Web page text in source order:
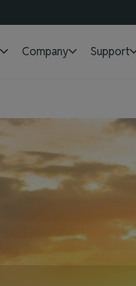
Company Support